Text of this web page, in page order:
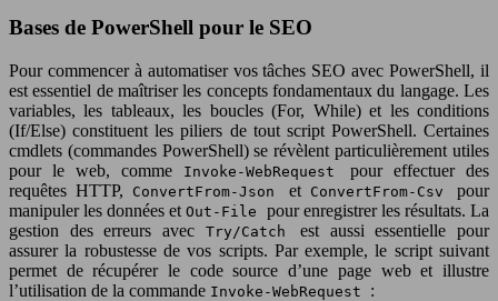
Bases de PowerShell pour le SEO
Pour commencer à automatiser vos tâches SEO avec PowerShell, il
est essentiel de maîtriser les concepts fondamentaux du langage. Les
variables, les tableaux, les boucles (For, While) et les conditions
(If/Else) constituent les piliers de tout script PowerShell. Certaines
cmdlets (commandes PowerShell) se révèlent particulièrement utiles
pour le web, comme
Invoke-WebRequest pour effectuer des
requêtes HTTP,
ConvertFrom-Json et ConvertFrom-Csvpour
manipuler les données etOut-File pour enregistrer les résultats. La
gestion des erreurs avec Try/Catchest aussi essentielle pour
assurer la robustesse de vos scripts. Par exemple, le script suivant
permet de récupérer le code source d’une page web et illustre
l’utilisation de la commande Invoke-WebRequest :